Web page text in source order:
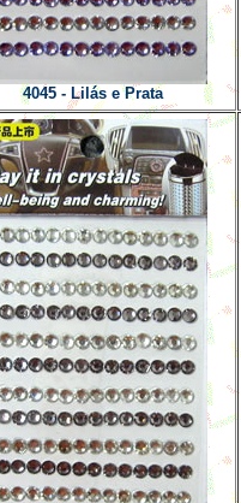
4045 - Lilás e Prata